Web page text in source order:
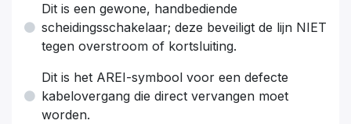
Dit is een gewone, handbediende
scheidingsschakelaar; deze beveiligt de lijn NIET
tegen overstroom of kortsluiting.
Dit is het AREI-symbool voor een defecte
kabelovergang die direct vervangen moet
worden.